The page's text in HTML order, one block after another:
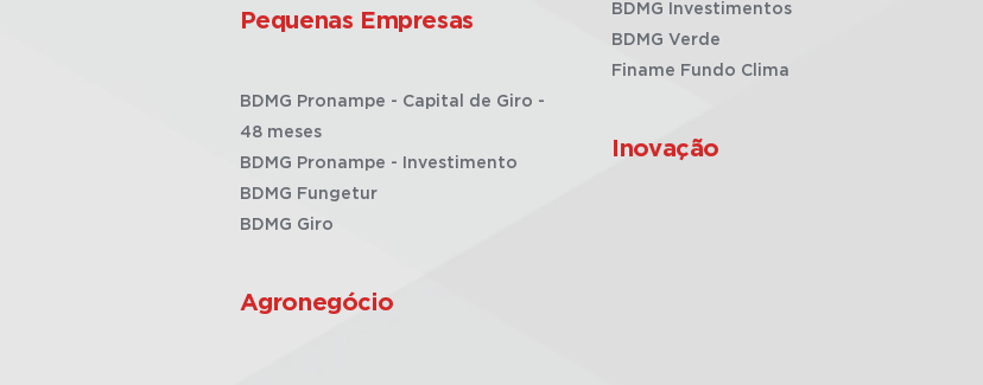
Pequenas Empresas
BDMG Pronampe - Capital de Giro -
48 meses
BDMG Pronampe - Investimento
BDMG Fungetur
BDMG Giro
Agronegócio
BDMG Investimentos
BDMG Verde
Finame Fundo Clima
Inovação